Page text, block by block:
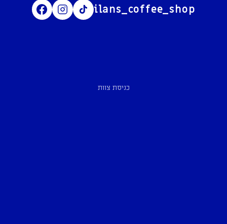
ilans_coffee_shop
כניסת צוות